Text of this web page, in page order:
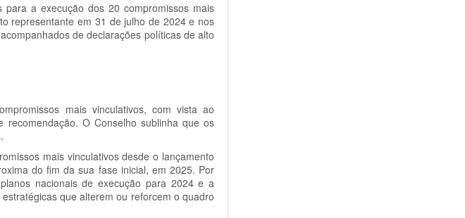
a execução dos 20 compromissos mais
representante em 31 de julho de 2024 e nos
de declarações políticas de alto
mais vinculativos, com vista ao
O Conselho sublinha que os
mais vinculativos desde o lançamento
do fim da sua fase inicial, em 2025. Por
nacionais de execução para 2024 e a
que alterem ou reforcem o quadro